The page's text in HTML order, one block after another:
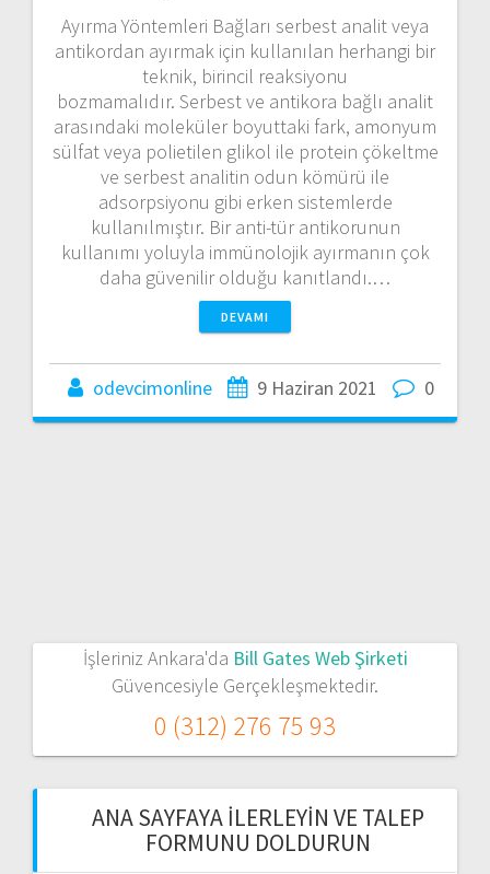
Ayırma Yöntemleri Bağları serbest analit veya
antikordan ayırmak için kullanılan herhangi bir
teknik, birincil reaksiyonu
bozmamalıdır. Serbest ve antikora bağlı analit
arasındaki moleküler boyuttaki fark, amonyum
sülfat veya polietilen glikol ile protein çökeltme
ve serbest analitin odun kömürü ile
adsorpsiyonu gibi erken sistemlerde
kullanılmıştır. Bir anti-tür antikorunun
kullanımı yoluyla immünolojik ayırmanın çok
daha güvenilir olduğu kanıtlandı.…
DEVAMI
odevcimonline 9 Haziran 2021 0
İşleriniz Ankara'da Bill Gates Web Şirketi
Güvencesiyle Gerçekleşmektedir.
0 (312) 276 75 93
ANA SAYFAYA İLERLEYIN VE TALEP
FORMUNU DOLDURUN